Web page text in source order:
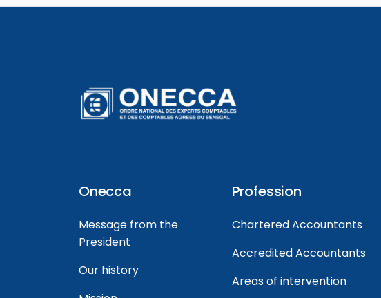
Onecca
Message from the
President
Our history
Profession
Chartered Accountants
Accredited Accountants
Areas of intervention